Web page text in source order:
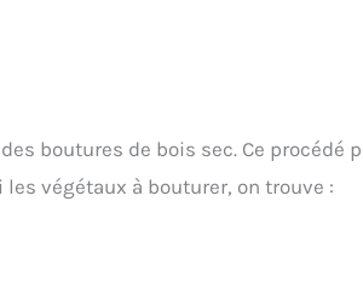
boutures de bois sec. Ce
végétaux à bouturer, on trouve :